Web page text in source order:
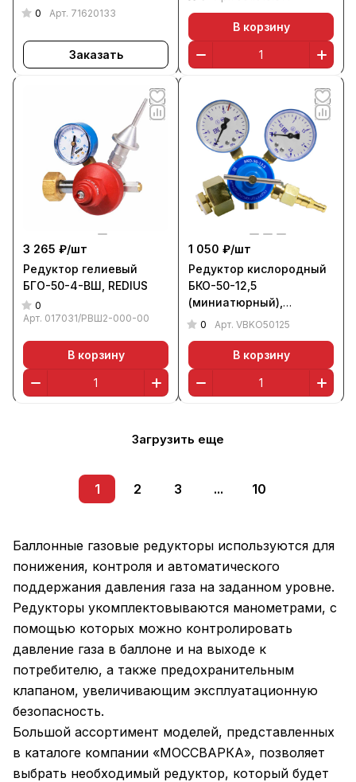
0 Арт. 71620133
Заказать
В корзину
3 265 ₽/шт
Редуктор гелиевый
БГО-50-4-ВШ, REDIUS
0
Арт. 017031/РВШ2-000-00
В корзину
1 050 ₽/шт
Редуктор кислородный
БКО-50-12,5
(миниатюрный),
ВАРИАНТ
0 Арт. VBKO50125
В корзину
Загрузить еще
1 2 3 ... 10
Баллонные газовые редукторы используются для
понижения, контроля и автоматического
поддержания давления газа на заданном уровне.
Редукторы укомплектовываются манометрами, с
помощью которых можно контролировать
давление газа в баллоне и на выходе к
потребителю, а также предохранительным
клапаном, увеличивающим эксплуатационную
безопасность.
Большой ассортимент моделей, представленных
в каталоге компании «МОССВАРКА», позволяет
выбрать необходимый редуктор, который будет